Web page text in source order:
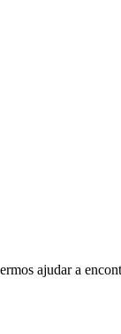
ajudar a